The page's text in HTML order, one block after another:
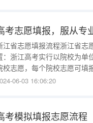
考志愿填报，服从专
江省志愿填报流程浙江省志
：浙江高考实行以院校为单
校志愿，每个院校志愿可填
设院校服从志愿。2023年浙
06-03 16:06:20
考模拟填报志愿流程